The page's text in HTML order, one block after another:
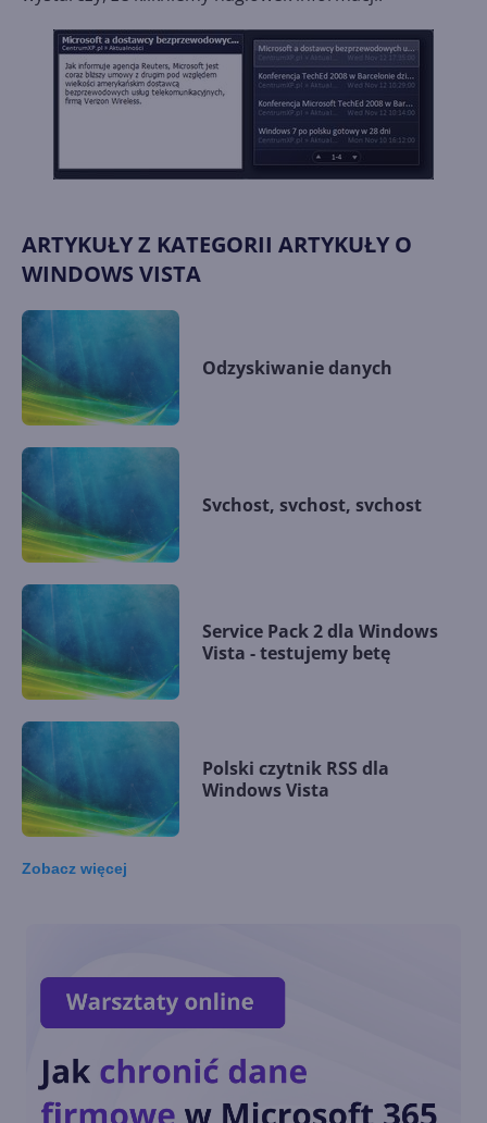
ARTYKUŁY Z KATEGORII ARTYKUŁY O
WINDOWS VISTA
Odzyskiwanie danych
Svchost, svchost, svchost
Service Pack 2 dla Windows
Vista - testujemy betę
Polski czytnik RSS dla
Windows Vista
Communication Foundation
Zobacz więcej